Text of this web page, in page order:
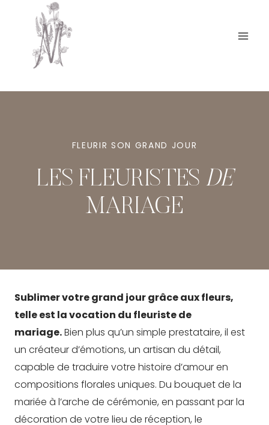
FLEURIR SON GRAND JOUR
LES FLEURISTES DE
MARIAGE
Sublimer votre grand jour grâce aux fleurs,
telle est la vocation du fleuriste de
mariage.Bien plus qu’un simple prestataire, il est
un créateur d’émotions, un artisan du détail,
capable de traduire votre histoire d’amour en
compositions florales uniques. Du bouquet de la
mariée à l’arche de cérémonie, en passant par la
décoration de votre lieu de réception, le